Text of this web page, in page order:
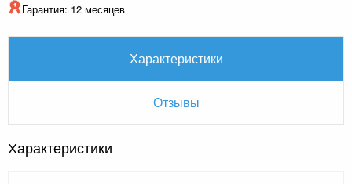
Гарантия: 12 месяцев
Характеристики
Отзывы
Характеристики